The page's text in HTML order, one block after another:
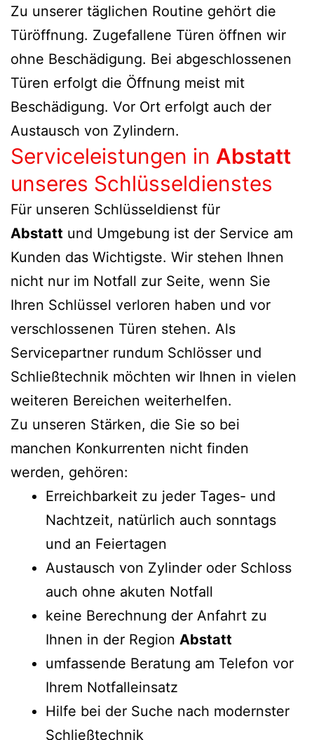
Zu unserer täglichen Routine gehört die
Türöffnung. Zugefallene Türen öffnen wir
ohne Beschädigung. Bei abgeschlossenen
Türen erfolgt die Öffnung meist mit
Beschädigung. Vor Ort erfolgt auch der
Austausch von Zylindern.
Serviceleistungen in Abstatt
unseres Schlüsseldienstes
Für unseren Schlüsseldienst für
Abstatt und Umgebung ist der Service am
Kunden das Wichtigste. Wir stehen Ihnen
nicht nur im Notfall zur Seite, wenn Sie
Ihren Schlüssel verloren haben und vor
verschlossenen Türen stehen. Als
Servicepartner rundum Schlösser und
Schließtechnik möchten wir Ihnen in vielen
weiteren Bereichen weiterhelfen.
Zu unseren Stärken, die Sie so bei
manchen Konkurrenten nicht finden
werden, gehören:
Erreichbarkeit zu jeder Tages- und
Nachtzeit, natürlich auch sonntags
und an Feiertagen
Austausch von Zylinder oder Schloss
auch ohne akuten Notfall
keine Berechnung der Anfahrt zu
Ihnen in der Region Abstatt
umfassende Beratung am Telefon vor
Ihrem Notfalleinsatz
Hilfe bei der Suche nach modernster
Schließtechnik